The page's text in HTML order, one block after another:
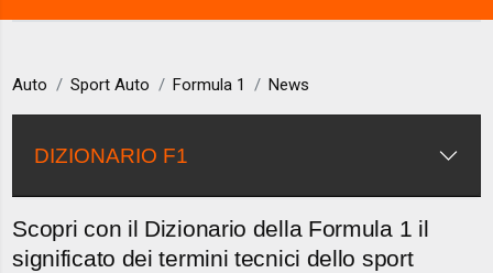
Auto Sport Auto Formula 1 News
DIZIONARIO F1
Scopri con il Dizionario della Formula 1 il
significato dei termini tecnici dello sport